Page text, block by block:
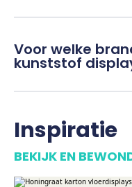
Voor welke
kunststof
Inspiratie
BEKIJK EN